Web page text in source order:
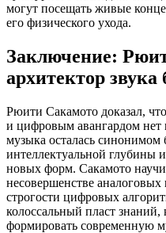
могут посещать живые
его физического ухода.
Заключение:
архитектор звука
Рюити Сакамото доказал,
и цифровым авангардом нет
музыка осталась синонимом
интеллектуальной глубины
новых форм. Сакамото
несовершенстве
строгости цифровых
колоссальный пласт
формировать современную